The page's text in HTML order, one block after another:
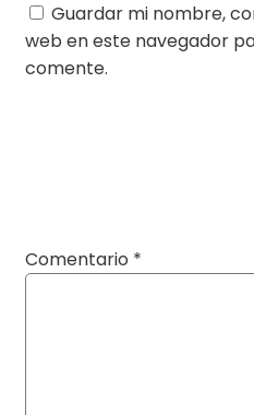
Guardar mi nombre,
web en este navegador
comente.
Comentario *